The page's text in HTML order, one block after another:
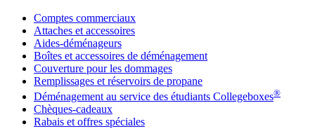
Comptes commerciaux
Attaches et accessoires
Aides-déménageurs
Boîtes et accessoires de déménagement
Couverture pour les dommages
Remplissages et réservoirs de propane
Déménagement au service des étudiants Collegeboxes®
Chèques-cadeaux
Rabais et offres spéciales